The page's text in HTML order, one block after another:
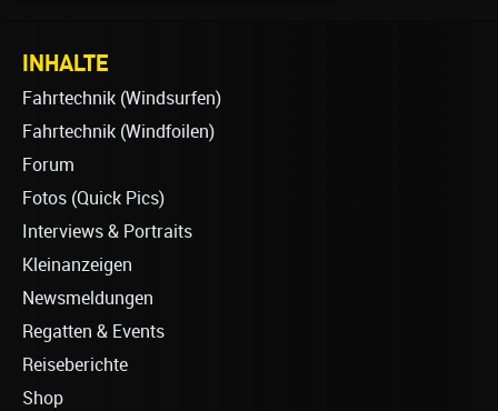
INHALTE
Fahrtechnik (Windsurfen)
Fahrtechnik (Windfoilen)
Forum
Fotos (Quick Pics)
Interviews & Portraits
Kleinanzeigen
Newsmeldungen
Regatten & Events
Reiseberichte
Shop